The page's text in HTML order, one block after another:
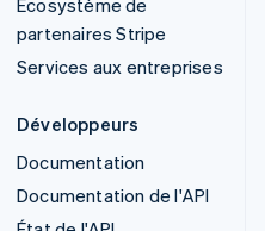
partenaires Stripe
Services aux entreprises
Développeurs
Documentation
Documentation de l'API